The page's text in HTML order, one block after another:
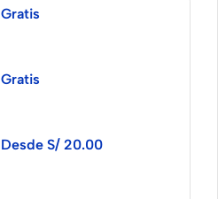
Gratis
Gratis
Desde S/ 20.00